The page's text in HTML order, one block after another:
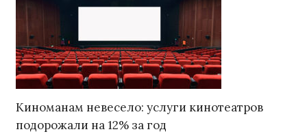
Киноманам невесело: услуги кинотеатров
подорожали на 12% за год